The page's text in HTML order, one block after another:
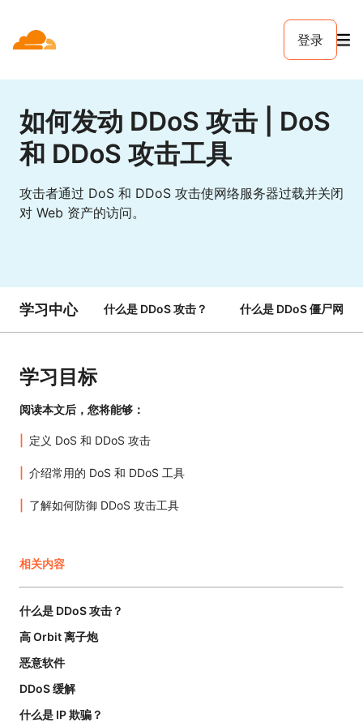
登录
如何发动 DDoS 攻击 | DoS
和 DDoS 攻击工具
攻击者通过 DoS 和 DDoS 攻击使网络服务器过载并关闭
对 Web 资产的访问。
学习中心 什么是 DDoS 攻击？ 什么是 DDoS 僵尸网络
学习目标
阅读本文后，您将能够：
定义 DoS 和 DDoS 攻击
介绍常用的 DoS 和 DDoS 工具
了解如何防御 DDoS 攻击工具
相关内容
什么是 DDoS 攻击？
高 Orbit 离子炮
恶意软件
DDoS 缓解
什么是 IP 欺骗？